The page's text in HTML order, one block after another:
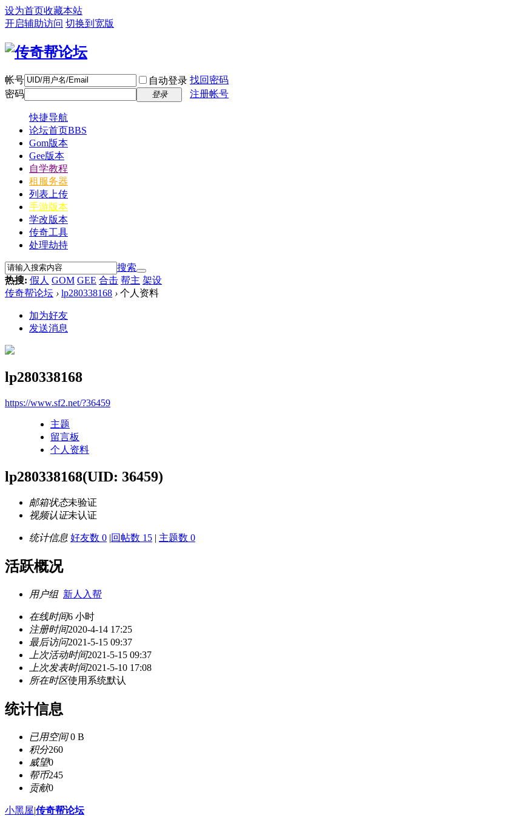
设为首页收藏本站
开启辅助访问 切换到宽版
帐号 自动登录 找回密码
密码
登录 注册帐号
快捷导航
论坛首页BBS
Gom版本
Gee版本
自学教程
租服务器
列表上传
手游版本
学改版本
传奇工具
处理劫持
搜索
热搜: 假人 GOM GEE 合击 帮主 架设
传奇帮论坛 › lp280338168 › 个人资料
加为好友
发送消息
lp280338168
https://www.sf2.net/?36459
主题
留言板
个人资料
lp280338168(UID: 36459)
邮箱状态未验证
视频认证未认证
统计信息 好友数 0 |回帖数 15 | 主题数 0
活跃概况
用户组 新人入帮
在线时间6 小时
注册时间2020-4-14 17:25
最后访问2021-5-15 09:37
上次活动时间2021-5-15 09:37
上次发表时间2021-5-10 17:08
所在时区使用系统默认
统计信息
已用空间0 B
积分260
威望0
帮币245
贡献0
小黑屋|传奇帮论坛